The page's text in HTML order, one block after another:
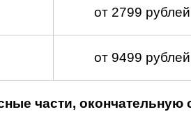
от 2799 рублей
от 9499 рублей
части, окончательную